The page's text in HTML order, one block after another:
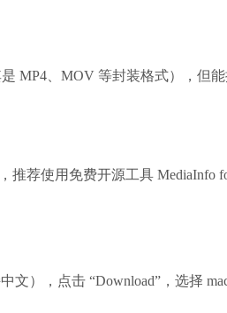
MP4、MOV 等封装格式），但
荐使用免费开源工具 MediaInfo
文）， 点击 “Download”，选择